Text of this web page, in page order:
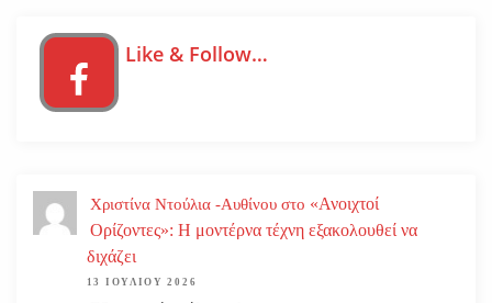
Like & Follow…
Χριστίνα Ντούλια -Αυθίνου στο «Ανοιχτοί
Ορίζοντες»: Η μοντέρνα τέχνη εξακολουθεί να
διχάζει
13 ΙΟΥΛΊΟΥ 2026